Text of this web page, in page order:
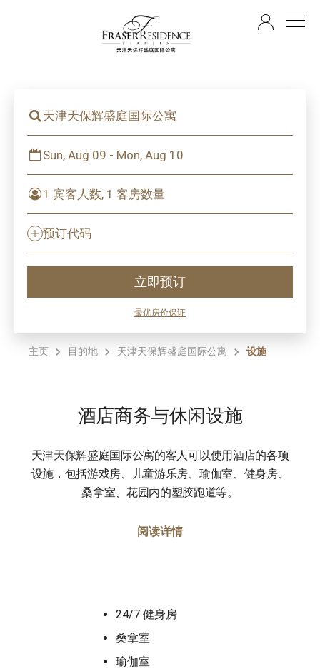
天津天保辉盛庭国际公寓
Sun, Aug 09 - Mon, Aug 10
1 宾客人数, 1 客房数量
预订代码
立即预订
最优房价保证
主页 目的地 天津天保辉盛庭国际公寓 设施
酒店商务与休闲设施
天津天保辉盛庭国际公寓的客人可以使用酒店的各项
设施，包括游戏房、儿童游乐房、瑜伽室、健身房、
桑拿室、花园内的塑胶跑道等。
阅读详情
24/7 健身房
桑拿室
瑜伽室